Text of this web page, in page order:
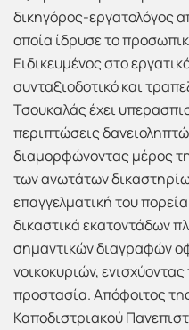
δικηγόρος-εργατολόγος
οποία ίδρυσε το
Ειδικευμένος στο
συνταξιοδοτικό και
Τσουκαλάς έχει
περιπτώσεις
διαμορφώνοντας μέρος
των ανωτάτων
επαγγελματική του
δικαστικά εκατοντάδων
σημαντικών διαγραφών
νοικοκυριών,
προστασία. Απόφοιτος
Καποδιστριακού